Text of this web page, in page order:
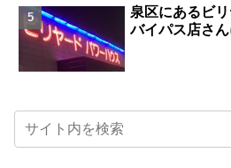
泉区にあるビ
バイパス店さ